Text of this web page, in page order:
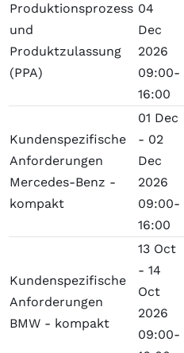
Produktionsprozess
und
Produktzulassung
(PPA)
04
Dec
2026
09:00-
16:00
Kundenspezifische
Anforderungen
Mercedes-Benz -
kompakt
01 Dec
- 02
Dec
2026
09:00-
16:00
Kundenspezifische
Anforderungen
BMW - kompakt
13 Oct
- 14
Oct
2026
09:00-